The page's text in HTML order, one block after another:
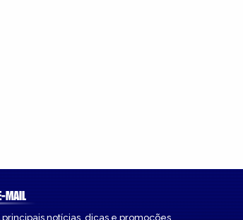
MAIL
notícias, dicas e promoções